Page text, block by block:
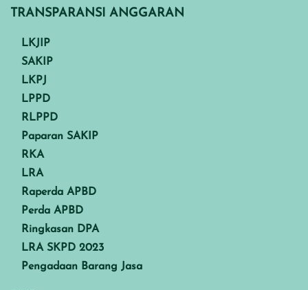
TRANSPARANSI ANGGARAN
LKJIP
SAKIP
LKPJ
LPPD
RLPPD
Paparan SAKIP
RKA
LRA
Raperda APBD
Perda APBD
Ringkasan DPA
LRA SKPD 2023
Pengadaan Barang Jasa